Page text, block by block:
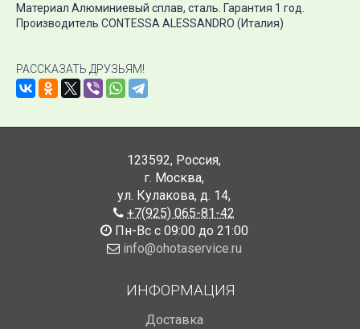
Материал Алюминиевый сплав, сталь. Гарантия 1 год.
Производитель CONTESSA ALESSANDRO (Италия)
РАССКАЗАТЬ ДРУЗЬЯМ!
123592, Россия,
г. Москва,
ул. Кулакова, д. 14,
+7(925) 065-81-42
Пн-Вс с 09:00 до 21:00
info@ohotaservice.ru
ИНФОРМАЦИЯ
Доставка